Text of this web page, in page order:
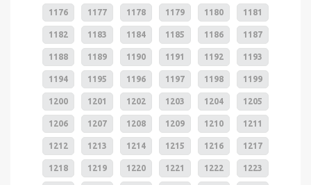
1176 1177 1178 1179 1180 1181
1182 1183 1184 1185 1186 1187
1188 1189 1190 1191 1192 1193
1194 1195 1196 1197 1198 1199
1200 1201 1202 1203 1204 1205
1206 1207 1208 1209 1210 1211
1212 1213 1214 1215 1216 1217
1218 1219 1220 1221 1222 1223